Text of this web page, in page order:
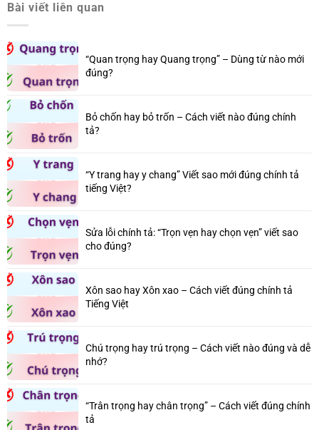
Bài viết liên quan
“Quan trọng hay Quang trọng” – Dùng từ nào mới
đúng?
Bỏ chốn hay bỏ trốn – Cách viết nào đúng chính
tả?
“Y trang hay y chang” Viết sao mới đúng chính tả
tiếng Việt?
Sửa lỗi chính tả: “Trọn vẹn hay chọn vẹn” viết sao
cho đúng?
Xôn sao hay Xôn xao – Cách viết đúng chính tả
Tiếng Việt
Chú trọng hay trú trọng – Cách viết nào đúng và dễ
nhớ?
“Trân trọng hay chân trọng” – Cách viết đúng chính
tả